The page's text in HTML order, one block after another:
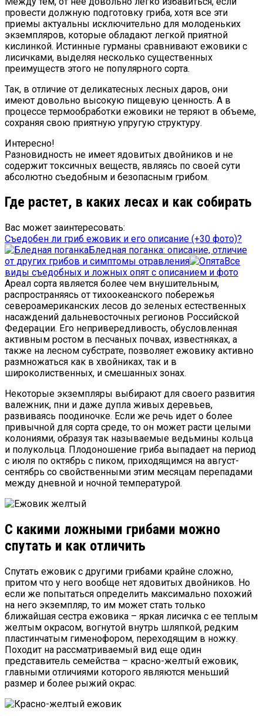
провести должную подготовку гриба, хотя все эти
приемы актуальны исключительно для молоденьких
экземпляров, которые обладают легкой приятной
кислинкой. Истинные гурманы сравнивают ежовики с
лисичками, выделяя несколько существенных
преимуществ этого не популярного сорта.
Так, в отличие от деликатесных лесных даров, они
имеют довольно высокую пищевую ценность. А в
процессе термообработки ежовики не теряют в объеме,
сохраняя свою приятную упругую структуру.
Интересно!
Разновидность не имеет ядовитых двойников и не
содержит токсичных веществ, являясь по своей сути
абсолютно съедобным и безопасным грибом.
Где растет, в каких лесах и как собирать
Вас может заинтересовать:
Съедобен ли гриб ежовик и его описание (+30 фото)?
Бледная поганка: описание, отличие
от других грибов и симптомы отравления
Все
виды съедобных и ложных опят с описанием и фото
Ареал сорта является более чем внушительным,
распространяясь от тихоокеанского побережья
североамериканских лесов до зеленых естественных
насаждений дальневосточных регионов Российской
Федерации. Его непривередливость, обусловленная
активным ростом в песчаных почвах, известняках, а
также на лесном субстрате, позволяет ежовику активно
размножаться как в хвойниках, так и в
широколиственных, и смешанных зонах.
Некоторые экземпляры выбирают для своего развития
валежник, пни и даже дупла живых деревьев,
развиваясь поодиночке. Если же речь идет о более
привычной для сорта среде, то он может расти целыми
колониями, образуя так называемые ведьмины кольца
и полукольца. Плодоношение гриба выпадает на период
с июля по октябрь с пиком, приходящимся на август-
сентябрь со свойственными этим месяцам перепадами
между дневной и ночной температурой.
С какими ложными грибами можно
спутать и как отличить
Спутать ежовик с другими грибами крайне сложно,
притом что у него вообще нет ядовитых двойников. Но
если же попытаться определить максимально похожий
на него экземпляр, то им может стать только
ближайшая сестра ежовика – яркая лисичка с ее теплым
желтым окрасом, вогнутой внутрь шляпкой, редким
пластинчатым гименофором, переходящим в ножку.
Походит на рассматриваемый вид еще один
представитель семейства – красно-желтый ежовик,
главными отличиями которого являются меньший
размер и более рыжий окрас.